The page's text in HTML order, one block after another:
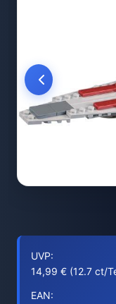
UVP:
14,99 € (12.7 ct/
EAN: